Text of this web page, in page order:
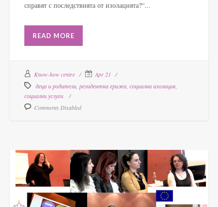
справят с последствията от изолацията?“...
READ MORE
Know-how centre
Apr 21
деца и родители резидентна грижа социална изолация
социални услуги
Comments Disabled